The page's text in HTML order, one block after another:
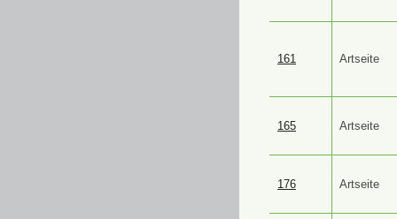
161 Artseite
165 Artseite
176 Artseite